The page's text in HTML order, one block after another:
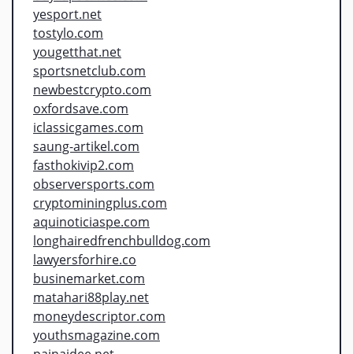
yesport.net
tostylo.com
yougetthat.net
sportsnetclub.com
newbestcrypto.com
oxfordsave.com
iclassicgames.com
saung-artikel.com
fasthokivip2.com
observersports.com
cryptominingplus.com
aquinoticiaspe.com
longhairedfrenchbulldog.com
lawyersforhire.co
businemarket.com
matahari88play.net
moneydescriptor.com
youthsmagazine.com